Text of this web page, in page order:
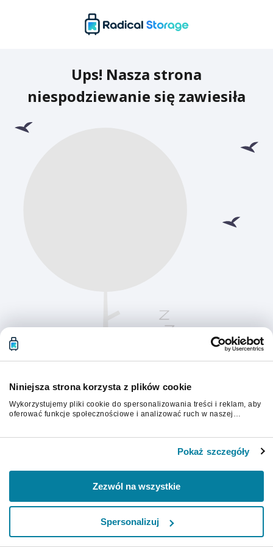
Niniejsza strona korzysta z plików cookie
Wykorzystujemy pliki cookie do spersonalizowania treści i reklam, aby
oferować funkcje społecznościowe i analizować ruch w naszej
otrzymanymi od Ciebie lub uzyskanymi podczas korzystania z ich
Pokaż szczegóły
Zezwól na wszystkie
Spersonalizuj
Ups! Nasza strona
niespodziewanie się zawiesiła
Aby kontynuować, odśwież stronę.
Odśwież